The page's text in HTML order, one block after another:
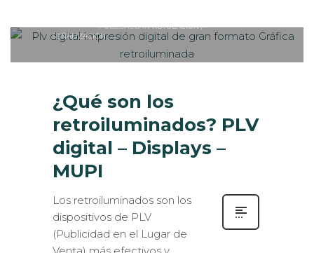
PUBLISHED IN ROTULACIÓN /
SEÑALIZACIÓN
¿Qué son los
retroiluminados? PLV
digital – Displays –
MUPI
Los retroiluminados son los
dispositivos de PLV
(Publicidad en el Lugar de